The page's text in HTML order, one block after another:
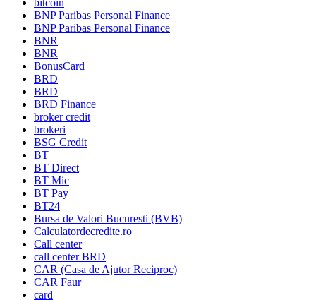
BNP Paribas Personal Finance
BNP Paribas Personal Finance
BNR
BNR
BonusCard
BRD
BRD
BRD Finance
broker credit
brokeri
BSG Credit
BT
BT Direct
BT Mic
BT Pay
BT24
Bursa de Valori Bucuresti (BVB)
Calculatordecredite.ro
Call center
call center BRD
CAR (Casa de Ajutor Reciproc)
CAR Faur
card